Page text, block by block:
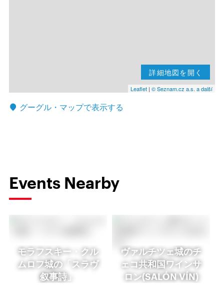
詳細地図を開く
Leaflet | © Seznam.cz a.s. a další
グーグル・マップで表示する
Events Nearby
モラフスキー・クル
ムロフ城の「スラヴ
叙事詩」
ヴァルチツェ城のチ
ェコ共和国ワインサ
ロン(SALÓN VÍN)